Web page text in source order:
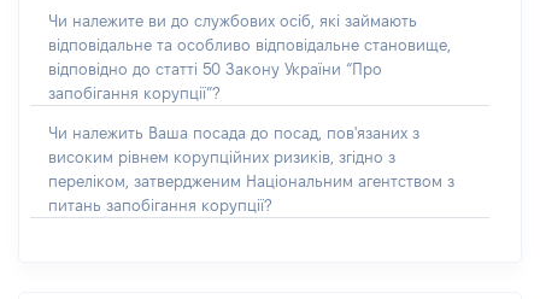
Чи належите ви до службових осіб, які займають
відповідальне та особливо відповідальне становище,
відповідно до статті 50 Закону України “Про
запобігання корупції”?
Чи належить Ваша посада до посад, пов'язаних з
високим рівнем корупційних ризиків, згідно з
переліком, затвердженим Національним агентством з
питань запобігання корупції?